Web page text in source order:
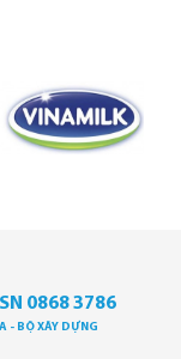
0868 3786
- BỘ XÂY DỰNG